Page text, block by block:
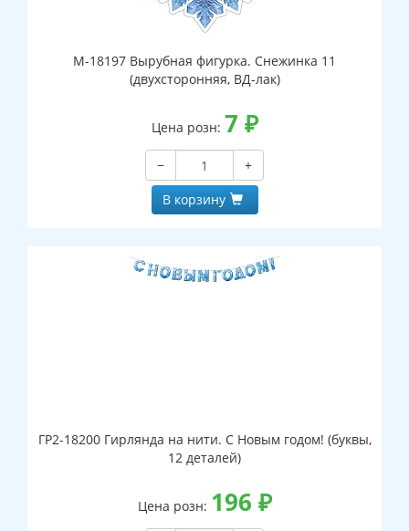
М-18197 Вырубная фигурка. Снежинка 11
(двухсторонняя, ВД-лак)
Цена розн: 7 ₽
−
+
В корзину
ГР2-18200 Гирлянда на нити. С Новым годом! (буквы,
12 деталей)
Цена розн: 196 ₽